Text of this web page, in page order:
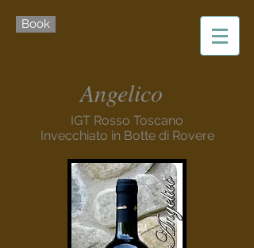
Book
Angelico
IGT Rosso Toscano
Invecchiato in Botte di Rovere